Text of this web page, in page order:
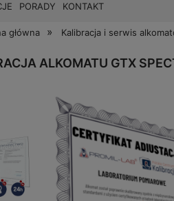
PORADY KONTAKT
główna » Kalibracja i serwis
ALKOMATU GTX